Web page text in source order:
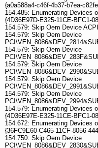
{a0a588a4-c46f-4b37-b7ea-
154.485: Enumerating Devices
{4D36E97D-E325-11CE-BFC1-
154.579: Skip Oem Device
154.579: Skip Oem Device
154.579: Skip Oem Device
154.579: Skip Oem Device
154.579: Skip Oem Device
154.579: Skip Oem Device
154.579: Enumerating Devices
{4D36E97E-E325-11CE-BFC1-
154.672: Enumerating Devices
{36FC9E60-C465-11CF-8056-
154.750: Skip Oem Device